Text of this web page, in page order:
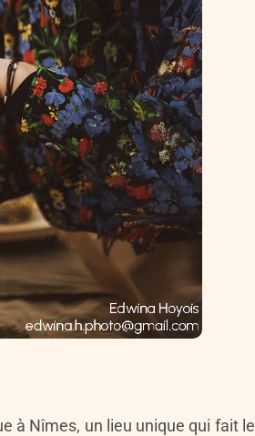
à Nîmes, un lieu unique qui fait le